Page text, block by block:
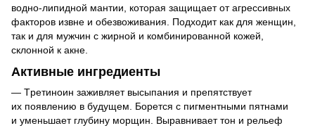
водно-липидной мантии, которая защищает от агрессивных
факторов извне и обезвоживания. Подходит как для женщин,
так и для мужчин с жирной и комбинированной кожей,
склонной к акне.
Активные ингредиенты
— Tpетинoин заживляет высыпания и препятствует
их появлению в будущем. Борется с пигментными пятнами
и уменьшает глубину морщин. Выравнивает тон и рельеф